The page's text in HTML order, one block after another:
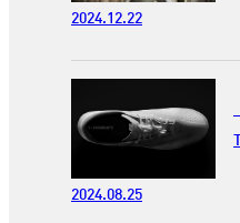
2024.12.22
2024.08.25